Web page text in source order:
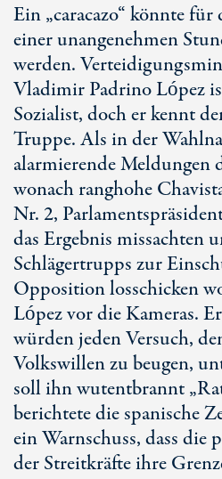
Ein „caracazo“ könnte
einer unangenehmen
werden.
Vladimir Padrino López
Sozialist, doch er kennt
Truppe. Als in der
alarmierende Meldungen
wonach ranghohe
Nr. 2,
das Ergebnis missachten
Schlägertrupps zur
Opposition losschicken
López vor die Kameras.
würden jeden Versuch,
Volkswillen zu beugen,
soll ihn wutentbrannt
berichtete die spanische
ein Warnschuss, dass
der Streitkräfte ihre